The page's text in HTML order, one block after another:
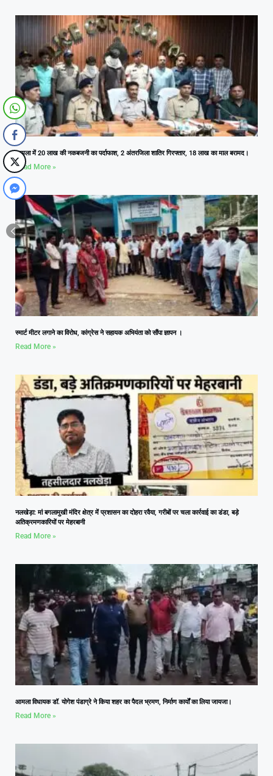
आमला में 20 लाख की नकबजनी का पर्दाफाश, 2 अंतरजिला शातिर गिरफ्तार, 18 लाख का माल बरामद।
Read More »
स्मार्ट मीटर लगाने का विरोध, कांग्रेस ने सहायक अभियंता को सौंपा ज्ञापन ।
Read More »
नलखेड़ा: मां बगलामुखी मंदिर क्षेत्र में प्रशासन का दोहरा रवैया, गरीबों पर चला कार्रवाई का डंडा, बड़े
अतिक्रमणकारियों पर मेहरबानी
Read More »
आमला विधायक डॉ. योगेश पंडाग्रे ने किया शहर का पैदल भ्रमण, निर्माण कार्यों का लिया जायजा।
Read More »